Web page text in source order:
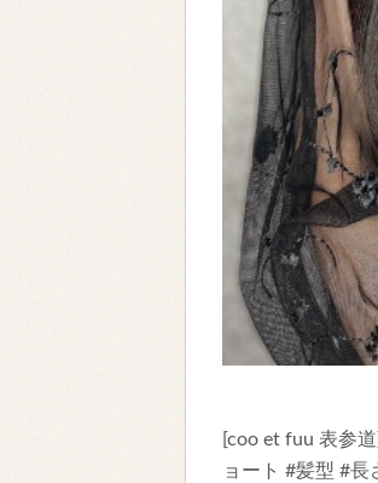
[coo et fuu 表参
ョート #髪型 #